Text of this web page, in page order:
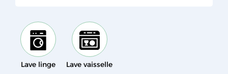
Lave linge Lave vaisselle